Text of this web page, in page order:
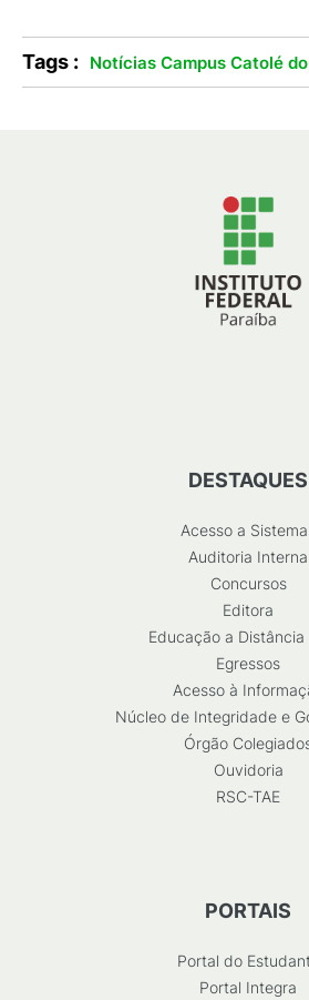
Tags : Notícias Campus Catolé
DESTAQUES
Acesso a
Auditoria Interna
Concursos
Editora
Educação a Distância
Egressos
Acesso à
Núcleo de Integridade e
Órgão
Ouvidoria
RSC-TAE
PORTAIS
Portal do
Portal Integra